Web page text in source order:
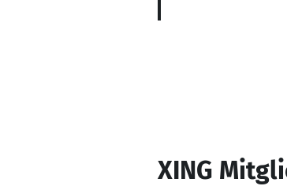
XING